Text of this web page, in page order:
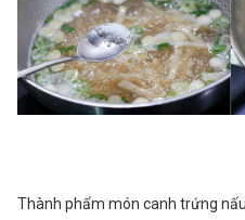
Thành phẩm món canh trứng